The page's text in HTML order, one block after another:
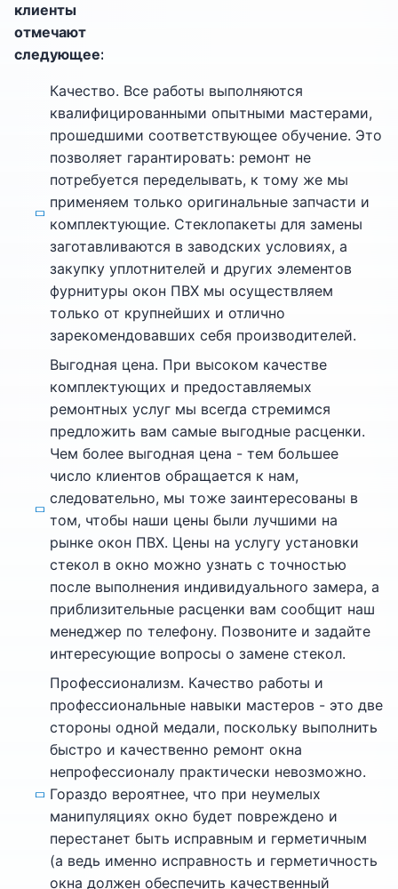
клиенты
отмечают
следующее:
Качество. Все работы выполняются
квалифицированными опытными мастерами,
прошедшими соответствующее обучение. Это
позволяет гарантировать: ремонт не
потребуется переделывать, к тому же мы
применяем только оригинальные запчасти и
комплектующие. Стеклопакеты для замены
заготавливаются в заводских условиях, а
закупку уплотнителей и других элементов
фурнитуры окон ПВХ мы осуществляем
только от крупнейших и отлично
зарекомендовавших себя производителей.
Выгодная цена. При высоком качестве
комплектующих и предоставляемых
ремонтных услуг мы всегда стремимся
предложить вам самые выгодные расценки.
Чем более выгодная цена - тем большее
число клиентов обращается к нам,
следовательно, мы тоже заинтересованы в
том, чтобы наши цены были лучшими на
рынке окон ПВХ. Цены на услугу установки
стекол в окно можно узнать с точностью
после выполнения индивидуального замера, а
приблизительные расценки вам сообщит наш
менеджер по телефону. Позвоните и задайте
интересующие вопросы о замене стекол.
Профессионализм. Качество работы и
профессиональные навыки мастеров - это две
стороны одной медали, поскольку выполнить
быстро и качественно ремонт окна
непрофессионалу практически невозможно.
Гораздо вероятнее, что при неумелых
манипуляциях окно будет повреждено и
перестанет быть исправным и герметичным
(а ведь именно исправность и герметичность
окна должен обеспечить качественный